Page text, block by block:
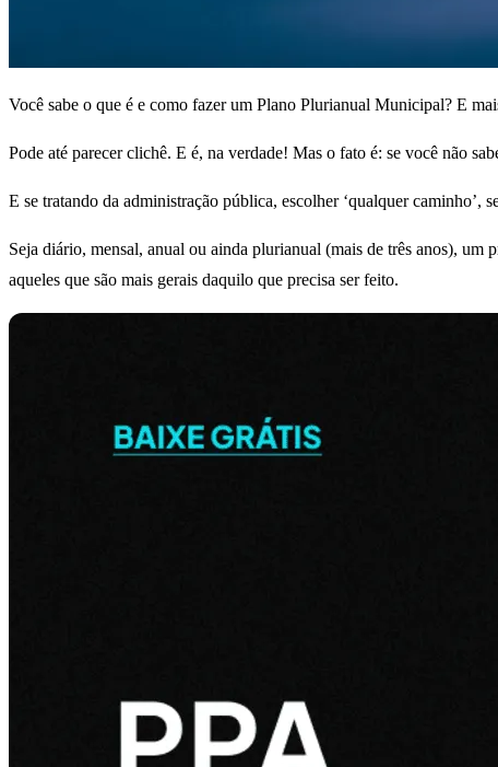
Você sabe o que é e como fazer um Plano Plurianual Municipal? E
Pode até parecer clichê. E é, na verdade! Mas o fato é: se você não
E se tratando da administração pública, escolher ‘qualquer caminho’,
Seja diário, mensal, anual ou ainda plurianual (mais de três anos),
aqueles que são mais gerais daquilo que precisa ser feito.